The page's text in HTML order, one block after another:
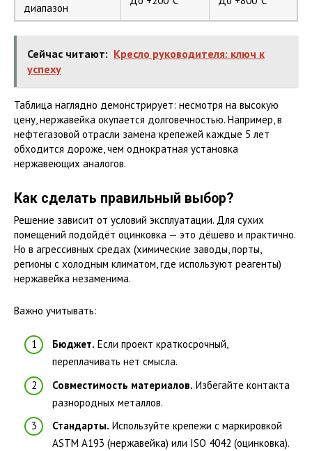
диапазон
Сейчас читают: Кресло руководителя: ключ к
успеху
Таблица наглядно демонстрирует: несмотря на высокую
цену, нержавейка окупается долговечностью. Например, в
нефтегазовой отрасли замена крепежей каждые 5 лет
обходится дороже, чем однократная установка
нержавеющих аналогов.
Как сделать правильный выбор?
Решение зависит от условий эксплуатации. Для сухих
помещений подойдёт оцинковка — это дёшево и практично.
Но в агрессивных средах (химические заводы, порты,
регионы с холодным климатом, где используют реагенты)
нержавейка незаменима.
Важно учитывать:
Бюджет. Если проект краткосрочный,
переплачивать нет смысла.
Совместимость материалов. Избегайте контакта
разнородных металлов.
Стандарты. Используйте крепежи с маркировкой
ASTM A193 (нержавейка) или ISO 4042 (оцинковка).